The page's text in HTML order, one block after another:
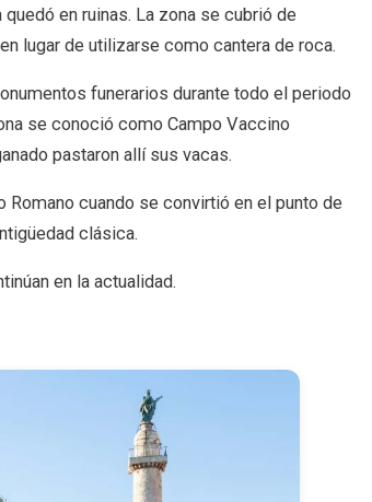
en ruinas. La zona se cubrió de
lugar de utilizarse como cantera de roca.
funerarios durante todo el periodo
se conoció como Campo Vaccino
pastaron allí sus vacas.
cuando se convirtió en el punto de
clásica.
en la actualidad.